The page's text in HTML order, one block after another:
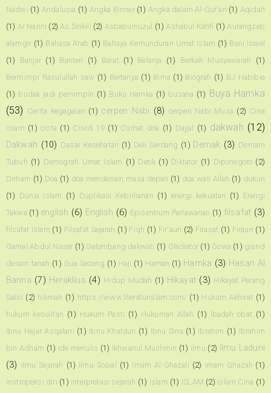
Nadwi (1) Andalusia (1) Angka Binner (1) Angka dalam Al-Qur'an (1) Aqidah
(1) Ar Narini (2) As Sinkili (2) Asbabulnuzul (1) Ashabul Kahfi (1) Aurangzeb
alamgir (1) Bahasa Arab (1) Bahaya Kemunduran Umat Islam (1) Bani Israel
(1)
Banjar (1) Banten (1) Barat (1) Belanja (1) Berkah Musyawarah
(1)
Bermimpi Rasulullah saw (1) Bertanya (1) Bima (1) Biografi (1) BJ Habibie
(1) budak jadi pemimpin (1) Buku Hamka (1) busana (1) Buya Hamka
(53) Cerita kegagalan (1) cerpen Nabi (8) cerpen Nabi Musa (2) Cina
Islam (1) cinta (1) Covid 19 (1) Curhat doa (1) Dajjal (1) dakwah (12)
Dakwah (10) Dasar Kesehatan (1) Deli Serdang (1) Demak (3) Demam
Tubuh (1) Demografi Umat Islam (1) Detik (1) Diktator (1) Diponegoro (2)
Dirham (1) Doa (1) doa mendesain masa depan (1) doa wali Allah (1) dukun
(1) Dunia Islam (1) Duplikasi Kebrilianan (1) energi kekuatan (1) Energi
Takwa (1) english (6) English (6) Episentrum Perlawanan (1) filsafat (3)
filsafat Islam (1) Filsafat Sejarah (1) Fiqh (1) Fir'aun (2) Firasat (1) Firaun (1)
Gamal Abdul Naser (1) Gelombang dakwah (1) Gladiator (1) Gowa (1) grand
desain tanah (1) Gua Secang (1) Haji (1) Haman (1) Hamka (3) Hasan Al
Banna (7) Heraklius (4) Hidup Mudah (1) Hikayat (3) Hikayat Perang
Sabil
(2) hikmah (1) https://www.literaturislam.com/ (1) Hukum Akhirat (1)
hukum kesulitan (1) Hukum Pasti (1) Hukuman Allah (1) Ibadah obat (1)
Ibnu Hajar Asqalani (1) Ibnu Khaldun (1) Ibnu Sina (1) Ibrahim (1) Ibrahim
bin Adham (1) ide menulis (1) Ikhwanul Muslimin (1) ilmu (2)
Ilmu Laduni
(3) Ilmu Sejarah (1) Ilmu Sosial (1) Imam Al-Ghazali (2) imam Ghazali (1)
Instropeksi diri (1) interpretasi sejarah (1) Islam (1) ISLAM (2) Islam Cina (1)